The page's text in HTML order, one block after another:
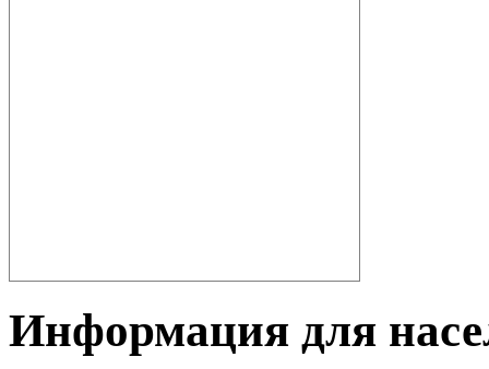
Информация для